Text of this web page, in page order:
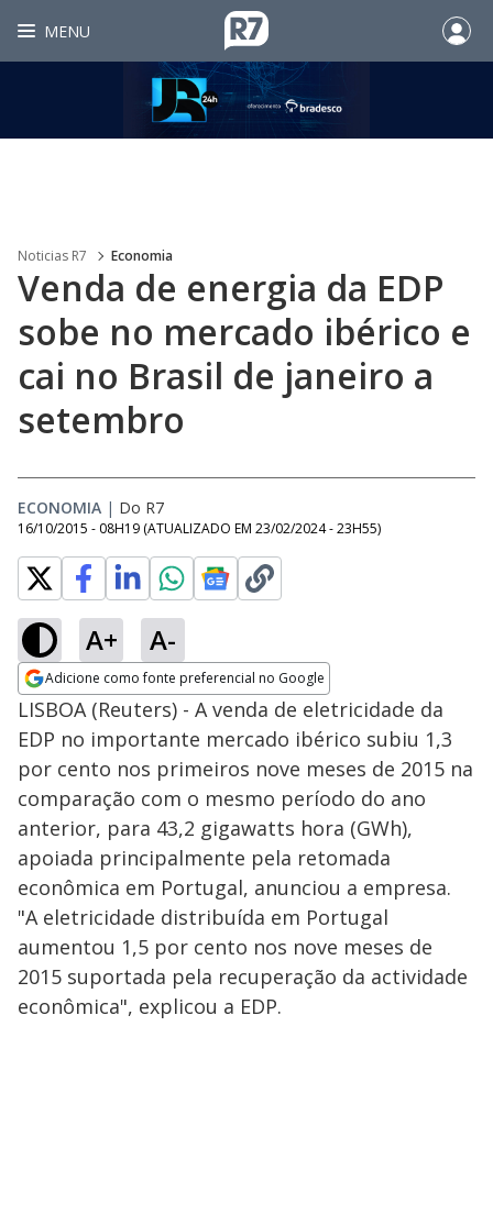
MENU
Noticias R7 Economia
Venda de energia da EDP
sobe no mercado ibérico e
cai no Brasil de janeiro a
setembro
ECONOMIA | Do R7
16/10/2015 - 08H19 (ATUALIZADO EM 23/02/2024 - 23H55)
A+ A-
Adicione como fonte preferencial no Google
Opens in new window
LISBOA (Reuters) - A venda de eletricidade da
EDP no importante mercado ibérico subiu 1,3
por cento nos primeiros nove meses de 2015 na
comparação com o mesmo período do ano
anterior, para 43,2 gigawatts hora (GWh),
apoiada principalmente pela retomada
econômica em Portugal, anunciou a empresa.
"A eletricidade distribuída em Portugal
aumentou 1,5 por cento nos nove meses de
2015 suportada pela recuperação da actividade
econômica", explicou a EDP.